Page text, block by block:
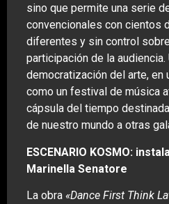
sino que permite una serie
convencionales con cientos
diferentes y sin control
participación de la audiencia.
democratización del arte,
como un festival de música
cápsula del tiempo
de nuestro mundo a otras
ESCENARIO KOSMO:
Marinella Senatore
La obra «Dance First Think